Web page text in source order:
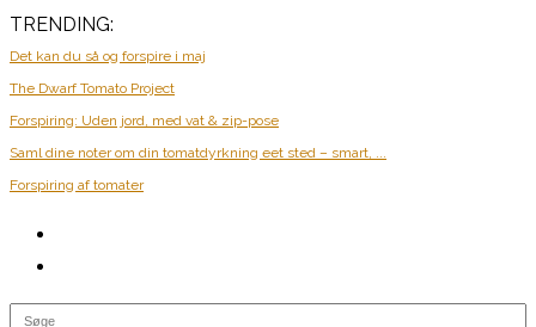
TRENDING:
Det kan du så og forspire i maj
The Dwarf Tomato Project
Forspiring: Uden jord, med vat & zip-pose
Saml dine noter om din tomatdyrkning eet sted – smart, ...
Forspiring af tomater